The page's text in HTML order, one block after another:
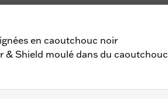
en caoutchouc noir
& Shield moulé dans du caoutchouc